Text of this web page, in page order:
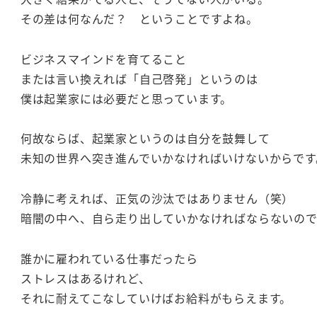
その差は何なんだ？ ということですよね。
ビジネスマインドを育てること
または言い換えれば「自己啓発」というのは
僕は起業家には必要だと思っています。
何故ならば、起業家というのは自分を鼓舞して
未知の世界へ突き進んでいかなければいけないからです
冷静に考えれば、正気の沙汰ではありません（笑）
暗闇の中へ、自ら走り出していかなければならないので
誰かに雇われている仕事だったら
ストレスはあるけれど、
それに耐えてこなしていけばお給料がもらえます。